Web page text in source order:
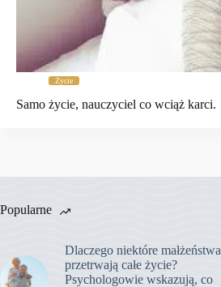
Życie
Samo życie, nauczyciel co wciąż karci.
Popularne
Dlaczego niektóre małżeństwa
przetrwają całe życie?
Psychologowie wskazują, co